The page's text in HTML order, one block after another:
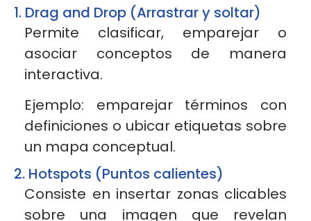
1. Drag and Drop (Arrastrar y soltar)
Permite clasificar, emparejar o
asociar conceptos de manera
interactiva.
Ejemplo: emparejar términos con
definiciones o ubicar etiquetas sobre
un mapa conceptual.
2. Hotspots (Puntos calientes)
Consiste en insertar zonas clicables
sobre una imagen que revelan